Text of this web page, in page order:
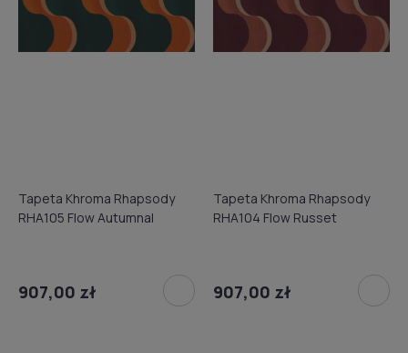
Tapeta Khroma Rhapsody
RHA105 Flow Autumnal
907,00 zł
Tapeta Khroma Rhapsody
RHA104 Flow Russet
907,00 zł